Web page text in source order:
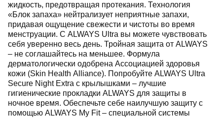
жидкость, предотвращая протекания. Технология
«Блок запаха» нейтрализует неприятные запахи,
придавая ощущение свежести и чистоты во время
менструации. С ALWAYS Ultra вы можете чувствовать
себя уверенно весь день. Тройная защита от ALWAYS
– не соглашайтесь на меньшее. Формула
дерматологически одобрена Ассоциацией здоровья
кожи (Skin Health Alliance). Попробуйте ALWAYS Ultra
Secure Night Extra с крылышками – лучшие
гигиенические прокладки ALWAYS для защиты в
ночное время. Обеспечьте себе наилучшую защиту с
помощью ALWAYS My Fit – специальной системы